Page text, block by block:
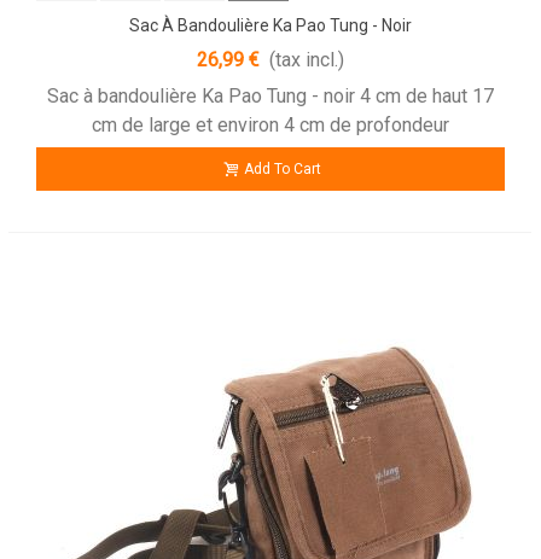
Sac À Bandoulière Ka Pao Tung - Noir
26,99 € (tax incl.)
Sac à bandoulière Ka Pao Tung - noir 4 cm de haut 17
cm de large et environ 4 cm de profondeur
Add To Cart